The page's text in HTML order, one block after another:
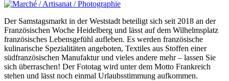
Der Samstagsmarkt in der Weststadt beteiligt sich seit 2018 an der
Französischen Woche Heidelberg und lässt auf dem Wilhelmsplatz
französisches Lebensgefühl aufleben. Es werden französische
kulinarische Spezialitäten angeboten, Textiles aus Stoffen einer
südfranzösischen Manufaktur und vieles andere mehr – lassen Sie
sich überraschen! Der Fototag wird unter dem Motto Frankreich
stehen und lässt noch einmal Urlaubsstimmung aufkommen.